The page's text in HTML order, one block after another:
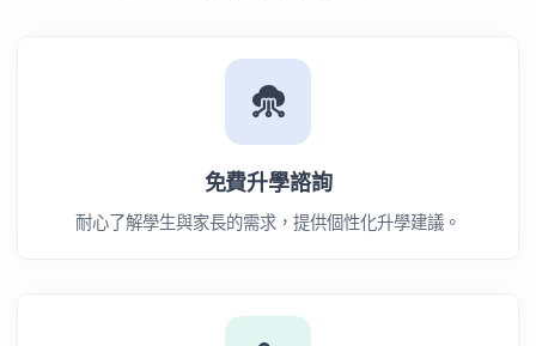
免費升學諮詢
耐心了解學生與家長的需求，提供個性化升學建議。